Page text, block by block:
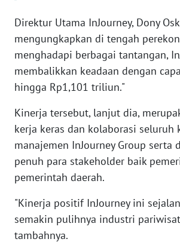
Direktur Utama InJourney, Dony
mengungkapkan di tengah
menghadapi berbagai tantangan,
membalikkan keadaan dengan
hingga Rp1,101 triliun."
Kinerja tersebut, lanjut dia,
kerja keras dan kolaborasi seluruh
manajemen InJourney Group serta
penuh para stakeholder baik
pemerintah daerah.
"Kinerja positif InJourney ini
semakin pulihnya industri
tambahnya.
Wahana
News
Regional
WN
SUMUT
WN
JAKARTA
WN
JABAR
WN
BANTEN